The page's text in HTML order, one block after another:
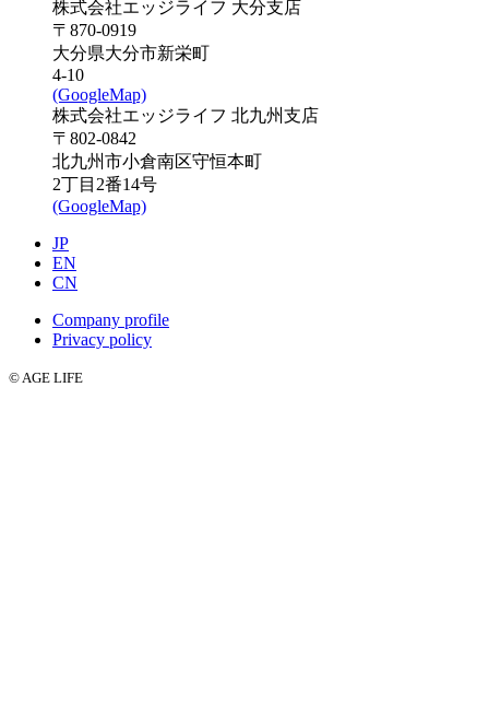
株式会社エッジライフ 大分支店
〒870-0919
大分県大分市新栄町
4-10
(GoogleMap)
株式会社エッジライフ 北九州支店
〒802-0842
北九州市小倉南区守恒本町
2丁目2番14号
(GoogleMap)
JP
EN
CN
Company profile
Privacy policy
© AGE LIFE